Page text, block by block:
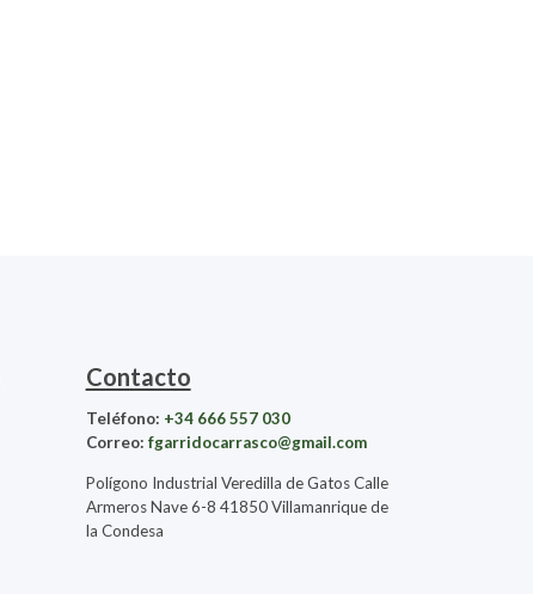
Contacto
Teléfono: +34 666 557 030
Correo: fgarridocarrasco@gmail.com
Polígono Industrial Veredilla de Gatos Calle
Armeros Nave 6-8 41850 Villamanrique de
la Condesa